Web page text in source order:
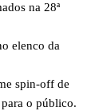
na 28ª
elenco da
spin-off de
o público.